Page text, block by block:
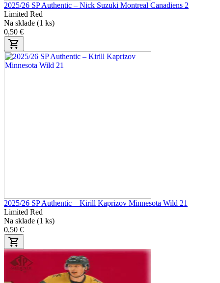
2025/26 SP Authentic – Nick Suzuki Montreal Canadiens 2
Limited Red
Na sklade (1 ks)
0,50 €
2025/26 SP Authentic – Kirill Kaprizov Minnesota Wild 21
Limited Red
Na sklade (1 ks)
0,50 €